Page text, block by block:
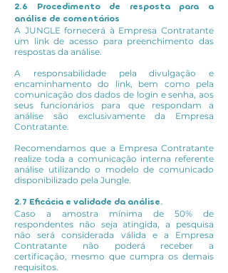
2.6 Procedimento de resposta para a
análise de comentários
A JUNGLE fornecerá à Empresa Contratante
um link de acesso para preenchimento das
respostas da análise.
A responsabilidade pela divulgação e
encaminhamento do link, bem como pela
comunicação dos dados de login e senha, aos
seus funcionários para que respondam a
análise são exclusivamente da Empresa
Contratante.
Recomendamos que a Empresa Contratante
realize toda a comunicação interna referente
análise utilizando o modelo de comunicado
disponibilizado pela Jungle.
2.7 Eficácia e validade da análise.
Caso a amostra mínima de 50% de
respondentes não seja atingida, a pesquisa
não será considerada válida e a Empresa
Contratante não poderá receber a
certificação, mesmo que cumpra os demais
requisitos.